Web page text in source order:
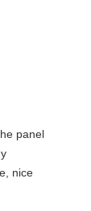
panel
nice